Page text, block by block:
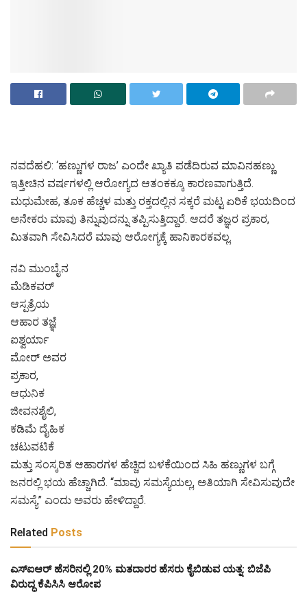
ನವದೆಹಲಿ: ‘ಹಣ್ಣುಗಳ ರಾಜ’ ಎಂದೇ ಖ್ಯಾತಿ ಪಡೆದಿರುವ ಮಾವಿನಹಣ್ಣು
ಇತ್ತೀಚಿನ ವರ್ಷಗಳಲ್ಲಿ ಆರೋಗ್ಯದ ಆತಂಕಕ್ಕೂ ಕಾರಣವಾಗುತ್ತಿದೆ.
ಮಧುಮೇಹ, ತೂಕ ಹೆಚ್ಚಳ ಮತ್ತು ರಕ್ತದಲ್ಲಿನ ಸಕ್ಕರೆ ಮಟ್ಟ ಏರಿಕೆ ಭಯದಿಂದ
ಅನೇಕರು ಮಾವು ತಿನ್ನುವುದನ್ನು ತಪ್ಪಿಸುತ್ತಿದ್ದಾರೆ. ಆದರೆ ತಜ್ಞರ ಪ್ರಕಾರ,
ಮಿತವಾಗಿ ಸೇವಿಸಿದರೆ ಮಾವು ಆರೋಗ್ಯಕ್ಕೆ ಹಾನಿಕಾರಕವಲ್ಲ.
ನವಿ ಮುಂಬೈನ
ಮೆಡಿಕವರ್
ಆಸ್ಪತ್ರೆಯ
ಆಹಾರ ತಜ್ಞೆ
ಐಶ್ವರ್ಯಾ
ಮೋರ್ ಅವರ
ಪ್ರಕಾರ,
ಆಧುನಿಕ
ಜೀವನಶೈಲಿ,
ಕಡಿಮೆ ದೈಹಿಕ
ಚಟುವಟಿಕೆ
ಮತ್ತು ಸಂಸ್ಕರಿತ ಆಹಾರಗಳ ಹೆಚ್ಚಿದ ಬಳಕೆಯಿಂದ ಸಿಹಿ ಹಣ್ಣುಗಳ ಬಗ್ಗೆ
ಜನರಲ್ಲಿ ಭಯ ಹೆಚ್ಚಾಗಿದೆ. “ಮಾವು ಸಮಸ್ಯೆಯಲ್ಲ, ಅತಿಯಾಗಿ ಸೇವಿಸುವುದೇ
ಸಮಸ್ಯೆ” ಎಂದು ಅವರು ಹೇಳಿದ್ದಾರೆ.
Related Posts
ಎಸ್‌ಐಆರ್‌ ಹೆಸರಿನಲ್ಲಿ 20% ಮತದಾರರ ಹೆಸರು ಕೈಬಿಡುವ ಯತ್ನ: ಬಿಜೆಪಿ
ವಿರುದ್ಧ ಕೆಪಿಸಿಸಿ ಆರೋಪ